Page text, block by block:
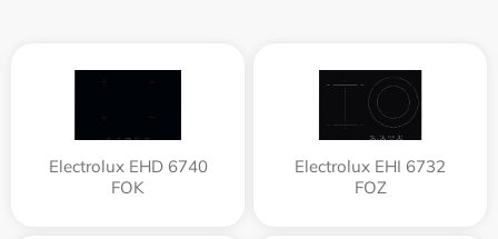
Electrolux EHD 6740
FOK
Electrolux EHI 6732
FOZ